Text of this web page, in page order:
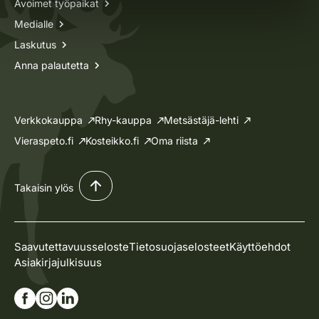
Avoimet työpaikat
Medialle
Laskutus
Anna palautetta
Verkkokauppa Rhy-kauppa
Metsästäjä-lehti
Vieraspeto.fi
Kosteikko.fi Oma riista
Takaisin ylös
SaavutettavuusselosteTietosuojaselosteetKäyttöehdot
Asiakirjajulkisuus